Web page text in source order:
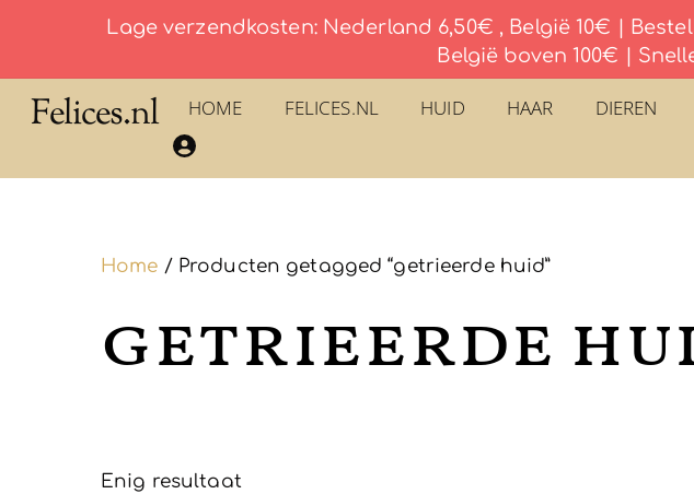
Lage verzendkosten: Nederland 6,50€ , België 10€ |
België boven 100€ |
Felices.nl HOME FELICES.NL HUID HAAR DIEREN
Home / Producten getagged “getrieerde huid”
getrieerde
Enig resultaat